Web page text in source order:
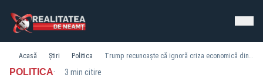
Acasă Știri Politica Trump recunoaște că ignoră criza economică din SUA: „Mă gândesc la un singur lucru: nu putem permite Iranului să aibă o armă nucleară!”
POLITICA· 3 min citire